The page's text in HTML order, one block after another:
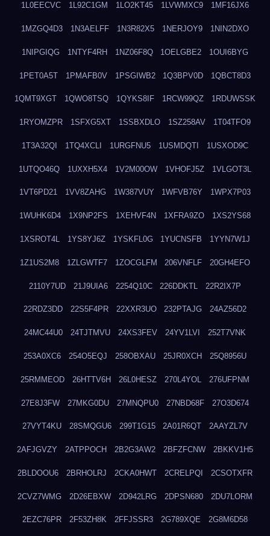
1L0EECVC 1L92C1GM 1LO2KT45 1LVWMXC9 1MF16JX6
1MZGQ4D3 1N3AELFF 1N3R82X5 1NERJOY9 1NIN2DXO
1NIPGIQG 1NTYF4RH 1NZ06F8Q 1OELGBE2 1OUI6BYG
1PET0A5T 1PMAFB0V 1PSGIWB2 1Q3BPV0D 1QBCT8D3
1QMT9XGT 1QWO8TSQ 1QYKS8IF 1RCW99QZ 1RDUWSSK
1RYOMZPR 1SFXG5XT 1SSBXDLO 1SZ258AV 1T04TFO9
1T3A32QI 1TQ4XCLI 1URGFNU5 1USMDQTI 1USXOD9C
1UTQO46Q 1UXXH5X4 1V2M00OW 1VHOFJ5Z 1VLGOT3L
1VT6PD21 1VV8ZAHG 1W387VUY 1WFVB76Y 1WPX7P03
1WUHK6D4 1X9NP2FS 1XEHVF4N 1XFRA9ZO 1XS2YS68
1XSROT4L 1YS8YJ6Z 1YSKFL0G 1YUCNSFB 1YYN7W1J
1Z1US2M8 1ZLGWTF7 1ZOCGLFM 206VNFLF 20GH4EFO
2110Y7UD 21J9UIA6 2254Q10C 226DDKTL 22R2IX7P
22RDZ3DD 22S5F4PR 22XXR3UO 232PTAJG 24AZ56D2
24MC44U0 24TJTMVU 24XS3FEV 24YV1LVI 252T7VNK
253A0XC6 254O5EQJ 258OBXAU 25JR0XCH 25Q8956U
25RMMEOD 26HTTV6H 26L0HESZ 270L4YOL 276UFPNM
27E8J3FW 27MKG0DU 27MNQPU0 27NBD68F 27O3D674
27VYT4KU 28SMQGU6 299T1G15 2A01R6QT 2AAYZL7V
2AFJGVZY 2ATPPOCH 2B2G3AW2 2BFZFCNW 2BKKV1H5
2BLDOOU6 2BRHOLRJ 2CKA0HWT 2CRELPQI 2CSOTXFR
2CVZ7WMG 2D26EBXW 2D942LRG 2DPSN680 2DU7LORM
2EZC76PR 2F53ZH8K 2FFJSSR3 2G789XQE 2G8M6D58